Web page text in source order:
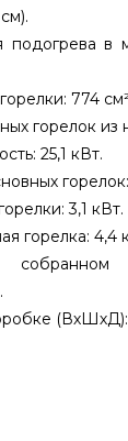
подогрева в
774
горелок
25,1 кВт.
горелок:
3,1 кВт.
горелка: 4,4
(ВхШхД):